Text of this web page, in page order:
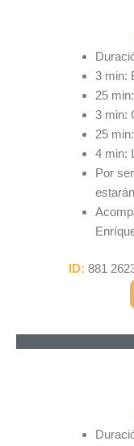
3 min:
25
3 min:
25
4 min:
Por
ID: 881